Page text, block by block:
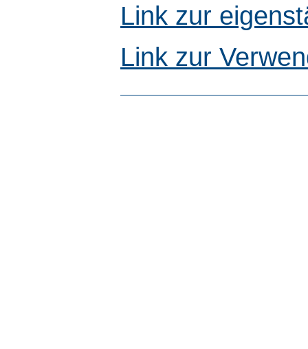
Link zur
Link zur